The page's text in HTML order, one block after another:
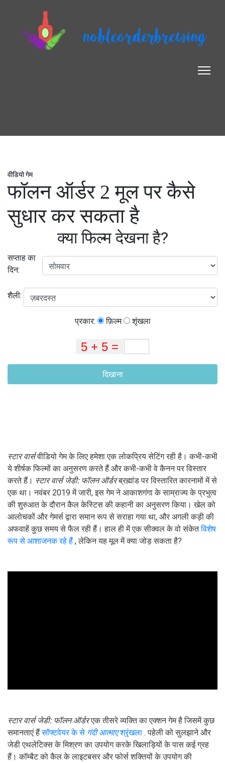
nobleorderbrewing
वीडियो गेम
फॉलन ऑर्डर 2 मूल पर कैसे
सुधार कर सकता है
क्या फिल्म देखना है?
सप्ताह का
दिन:
शैली:
प्रकार: फ़िल्म शृंखला
दिखाना
स्टार वार्सवीडियो गेम के लिए हमेशा एक लोकप्रिय सेटिंग रही है। कभी-कभी
ये शीर्षक फिल्मों का अनुसरण करते हैं और कभी-कभी वे कैनन पर विस्तार
करते हैं। स्टार वार्स जेडी: फॉलन ऑर्डरब्रह्मांड पर विस्तारित कारनामों में से
एक था। नवंबर 2019 में जारी, इस गेम ने आकाशगंगा के साम्राज्य के प्रभुत्व
की शुरुआत के दौरान कैल केस्टिस की कहानी का अनुसरण किया। खेल को
आलोचकों और गेमर्स द्वारा समान रूप से सराहा गया था, और अगली कड़ी की
अफवाहें कुछ समय से फैल रही हैं। हाल ही में एक सीक्वल के वो संकेतविशेष
रूप से आशाजनक रहे हैं, लेकिन यह मूल में क्या जोड़ सकता है?
स्टार वार्स जेडी: फॉलन ऑर्डरएक तीसरे व्यक्ति का एक्शन गेम है जिसमें कुछ
समानताएं हैंसॉफ्टवेयर के से गंदी आत्माएश्रृंखला . पहेली को सुलझाने और
जेडी एथलेटिक्स के मिश्रण का उपयोग करके खिलाड़ियों के पास कई ग्रह
हैं। कॉम्बैट को कैल के लाइटबसर और फोर्स शक्तियों के उपयोग की